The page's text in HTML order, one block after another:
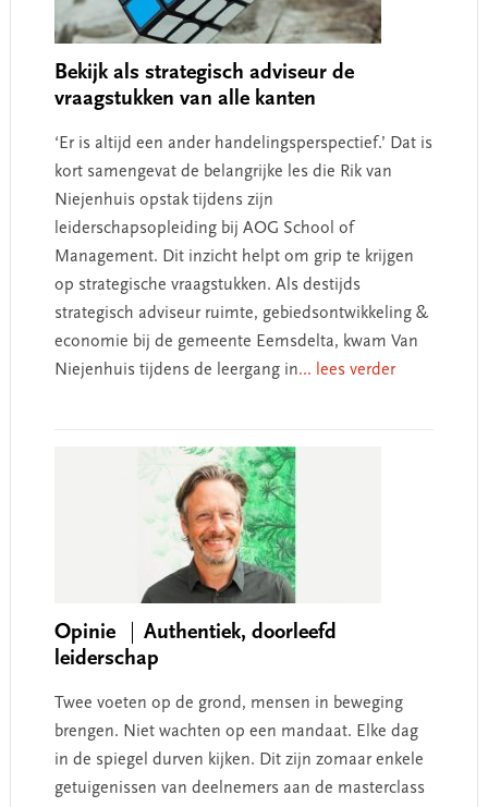
Bekijk als strategisch adviseur de
vraagstukken van alle kanten
‘Er is altijd een ander handelingsperspectief.’ Dat is
kort samengevat de belangrijke les die Rik van
Niejenhuis opstak tijdens zijn
leiderschapsopleiding bij AOG School of
Management. Dit inzicht helpt om grip te krijgen
op strategische vraagstukken. Als destijds
strategisch adviseur ruimte, gebiedsontwikkeling &
economie bij de gemeente Eemsdelta, kwam Van
Niejenhuis tijdens de leergang in... lees verder
Opinie
Authentiek, doorleefd
leiderschap
Twee voeten op de grond, mensen in beweging
brengen. Niet wachten op een mandaat. Elke dag
in de spiegel durven kijken. Dit zijn zomaar enkele
getuigenissen van deelnemers aan de masterclass